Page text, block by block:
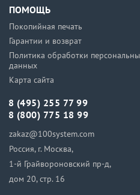
ПОМОЩЬ
Покопийная печать
Гарантии и возврат
Политика обработки
данных
Карта сайта
8 (495) 255 77 99
8 (800) 775 18 99
zakaz@100system.com
Россия, г. Москва,
1-й Грайвороновский пр-д,
дом 20, стр. 16